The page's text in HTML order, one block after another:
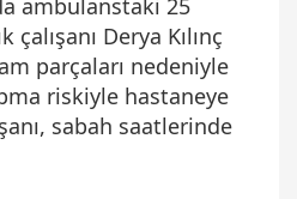
Derya Kılınç
parçaları nedeniyle
riskiyle hastaneye
sabah saatlerinde